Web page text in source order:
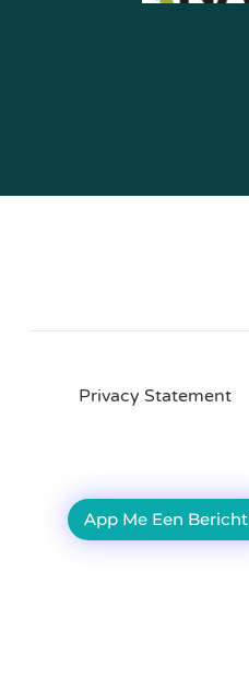
Privacy Statement
App Me Een Bericht